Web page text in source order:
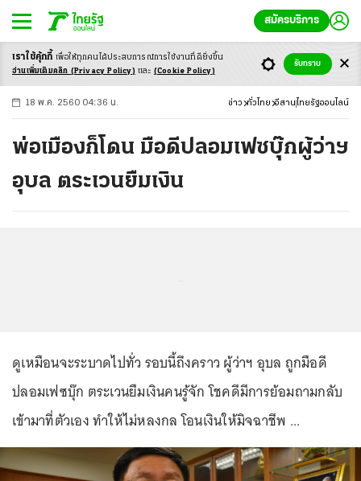
สมัครบริการ
-ก ก ก+
18 พ.ค. 2560 04:36 น. ข่าว ทั่วไทย อีสาน ไทยรัฐออนไลน์
พ่อเมืองก็โดน มือดีปลอมเฟซบุ๊กผู้ว่าฯ
อุบล ตระเวนยืมเงิน
ดูเหมือนจะระบาดไปทั่ว รอบนี้ถึงคราว ผู้ว่าฯ อุบล ถูกมือดี
ปลอมเฟซบุ๊ก ตระเวนยืมเงินคนรู้จัก โชคดีมีการย้อมถามกลับ
เข้ามาที่ตัวเอง ทำให้ไม่หลงกล โอนเงินให้มิจฉาชีพ ...
เราใช้คุ้กกี้ เพื่อให้ทุกคนได้ประสบการณ์การใช้งานที่ดียิ่งขึ้น
อ่านเพิ่มเติมคลิก (Privacy Policy) และ (Cookie Policy)
รับทราบ